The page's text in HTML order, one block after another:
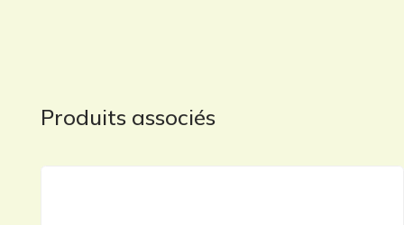
Produits associés